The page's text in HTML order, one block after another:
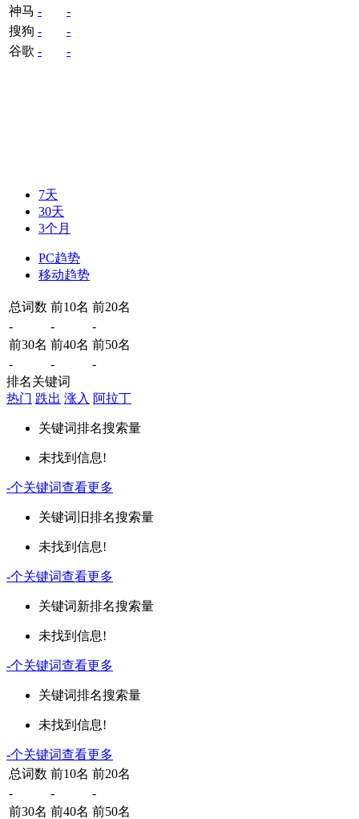
神马 -
-
搜狗 -
-
谷歌 - -
7天
30天
3个月
PC趋势
移动趋势
总词数 前10名 前20名
-
-
-
前30名 前40名 前50名
-
-
-
排名关键词
热门 跌出 涨入 阿拉丁
关键词排名搜索量
未找到信息!
-个关键词查看更多
关键词 旧排名搜索量
未找到信息!
-个关键词查看更多
关键词新排名搜索量
未找到信息!
-个关键词查看更多
关键词排名搜索量
未找到信息!
-个关键词查看更多
总词数 前10名 前20名
-
-
-
前30名 前40名 前50名